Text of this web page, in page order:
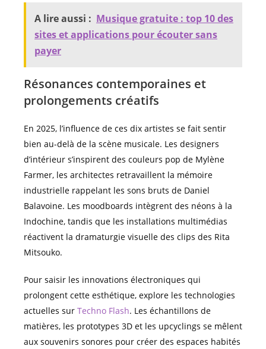
A lire aussi : Musique gratuite : top 10 des
sites et applications pour écouter sans
payer
Résonances contemporaines et
prolongements créatifs
En 2025, l’influence de ces dix artistes se fait sentir
bien au-delà de la scène musicale. Les designers
d’intérieur s’inspirent des couleurs pop de Mylène
Farmer, les architectes retravaillent la mémoire
industrielle rappelant les sons bruts de Daniel
Balavoine. Les moodboards intègrent des néons à la
Indochine, tandis que les installations multimédias
réactivent la dramaturgie visuelle des clips des Rita
Mitsouko.
Pour saisir les innovations électroniques qui
prolongent cette esthétique, explore les technologies
actuelles sur Techno Flash. Les échantillons de
matières, les prototypes 3D et les upcyclings se mêlent
aux souvenirs sonores pour créer des espaces habités